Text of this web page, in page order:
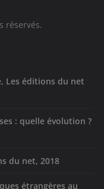
réservés.
Les éditions du net
: quelle évolution ?
du net, 2018
étrangères au